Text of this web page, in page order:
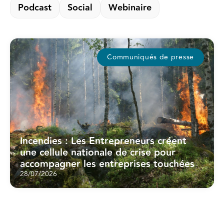
Podcast
Social Webinaire
Communiqués de presse
Incendies : Les Entrepreneurs créent
une cellule nationale de crise pour
accompagner les entreprises touchées
28/07/2026